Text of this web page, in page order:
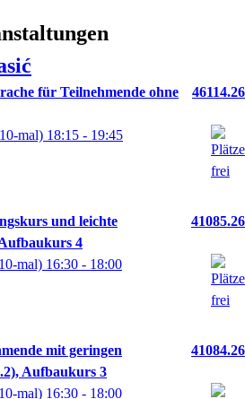
für Teilnehmende ohne
46114.26
mal) 18:15 - 19:45
und leichte
4
41085.26
mal) 16:30 - 18:00
mit geringen
Aufbaukurs 3
41084.26
mal) 16:30 - 18:00